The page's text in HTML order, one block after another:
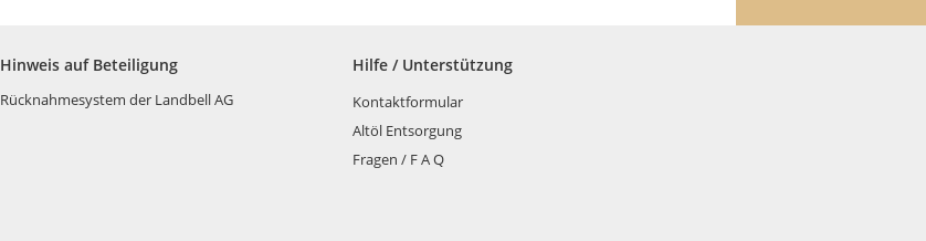
Hinweis auf Beteiligung
Rücknahmesystem der Landbell AG
Hilfe / Unterstützung
Kontaktformular
Altöl Entsorgung
Fragen / F A Q